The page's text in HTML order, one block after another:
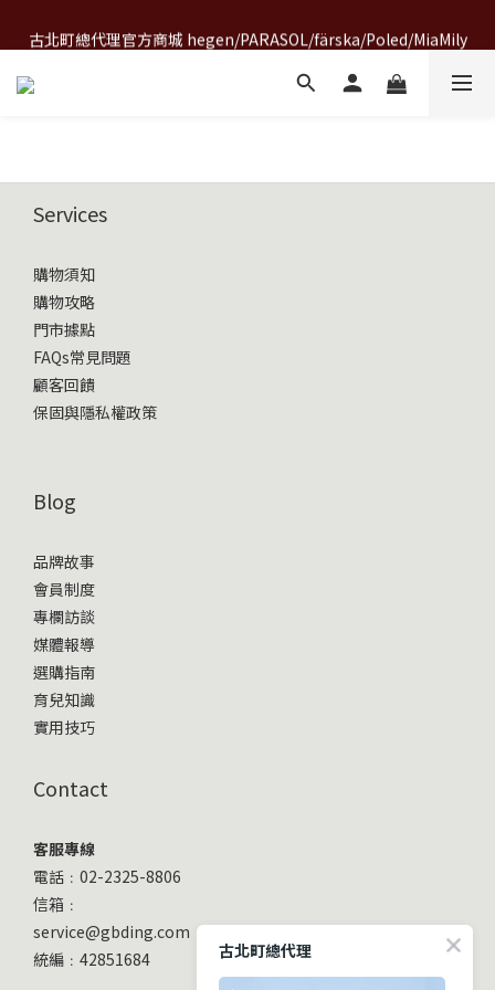
古北町總代理官方商城 hegen/PARASOL/färska/Poled/MiaMily
A World of Wonder 奇想世界特展｜套票熱賣中
Services
購物須知
購物攻略
門市據點
FAQs常見問題
顧客回饋
保固與隱私權政策
Blog
品牌故事
會員制度
專欄訪談
媒體報導
選購指南
育兒知識
實用技巧
Contact
客服專線
電話﹕02-2325-8806
信箱﹕
service@gbding.com
統編﹕42851684
古北町總代理